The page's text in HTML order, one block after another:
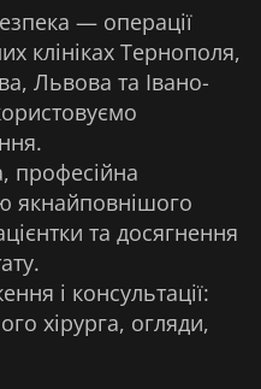
— операції
клініках Тернополя,
Львова та Івано-
професійна
якнайповнішого
та досягнення
і консультації:
хірурга, огляди,